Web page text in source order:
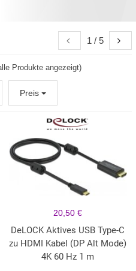
1 / 5
Produkte angezeigt)
Preis
20,50 €
DeLOCK Aktives USB Type-C
zu HDMI Kabel (DP Alt Mode)
4K 60 Hz 1 m